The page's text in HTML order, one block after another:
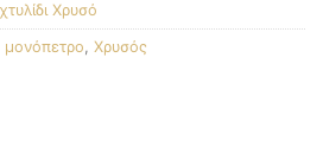
Χρυσό
μονόπετρο, Χρυσός